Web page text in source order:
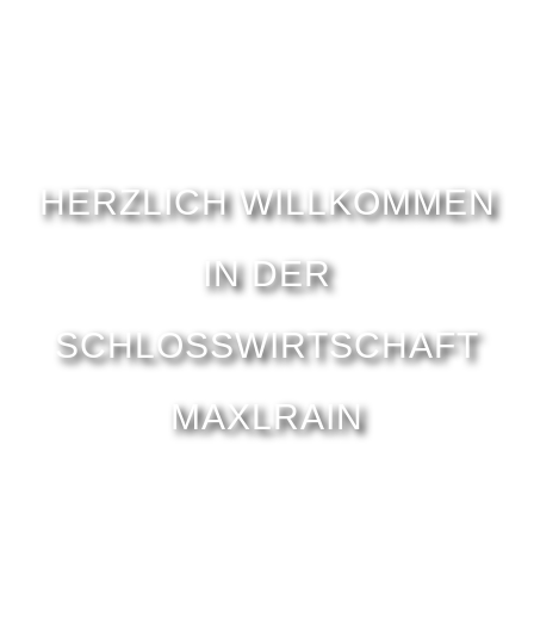
HERZLICH WILLKOMMEN
IN DER
SCHLOSSWIRTSCHAFT
MAXLRAIN